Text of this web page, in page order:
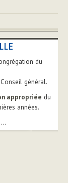
du
général.
appropriée du
années.